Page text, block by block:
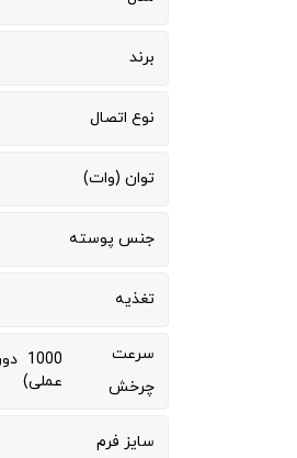
برند
نوع اتصال
توان (وات)
جنس پوسته
تغذیه
سرعت
چرخش
عملی)
سایز فرم